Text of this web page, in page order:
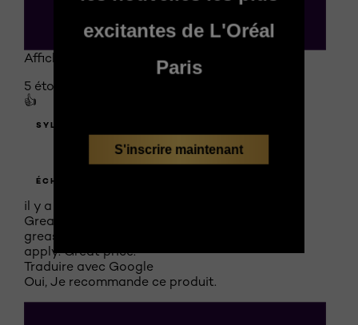
Affiché initialement sur TopBox Marketing
5 étoile(s) sur 5.
👍
SYL2537
ÉCHANTILLON DU PRODUIT REÇU
il y a 8 jours
Great product. leaves hair soft and shiny. Not
greasy and it doesn’t weigh hair down. Easy to
apply. Great price.
Traduire avec Google
Oui, Je recommande ce produit.
excitantes de L'Oréal
Paris
S'inscrire maintenant